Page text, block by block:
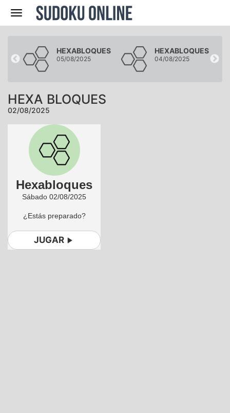
Navegación
HEXABLOQUES
05/08/2025
HEXABLOQUES
04/08/2025
HEXA BLOQUES
02/08/2025
Hexabloques
Sábado 02/08/2025
¿Estás preparado?
JUGAR